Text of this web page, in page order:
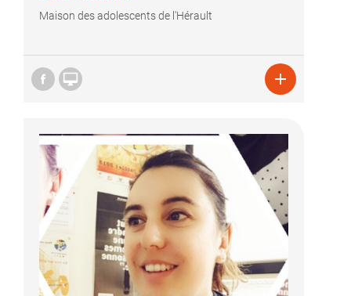
Maison des adolescents de l'Hérault
 